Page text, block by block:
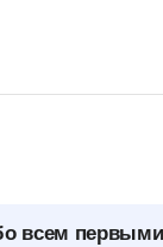
всем первыми